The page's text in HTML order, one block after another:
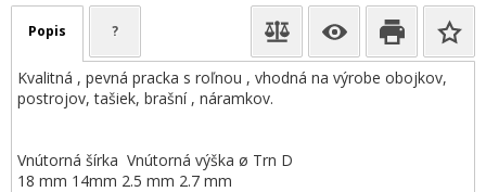
Popis ?
Kvalitná , pevná pracka s roľnou , vhodná na výrobe obojkov,
postrojov, tašiek, brašní , náramkov.
Vnútorná šírka Vnútorná výška ø Trn D
18 mm 14mm 2.5 mm 2.7 mm